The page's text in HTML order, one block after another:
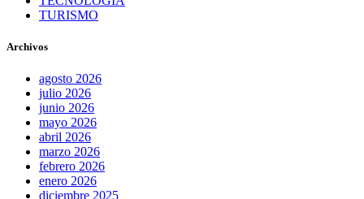
TURISMO
Archivos
agosto 2026
julio 2026
junio 2026
mayo 2026
abril 2026
marzo 2026
febrero 2026
enero 2026
diciembre 2025